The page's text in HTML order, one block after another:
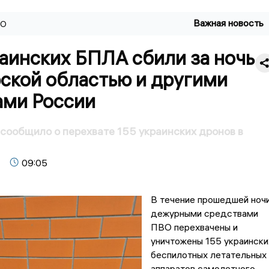
Важная новость
БПЛА сбили за ночь
областью и другими
России
о перехвате 155 украинских дронов в
09:05
В течение прошедшей
дежурными средствами
ПВО перехвачены и
уничтожены 155
беспилотных летательных